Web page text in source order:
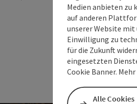
Gustav
Medien anbieten zu
auf anderen
unserer Website mit
Einwilligung zu
für die Zukunft
eingesetzten
Cookie Banner.
Alle Cookies